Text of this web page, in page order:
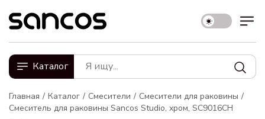
Каталог
Главная Каталог Смесители
Смесители для раковины
Смеситель для раковины Sancos Studio, хром, SC9016CH